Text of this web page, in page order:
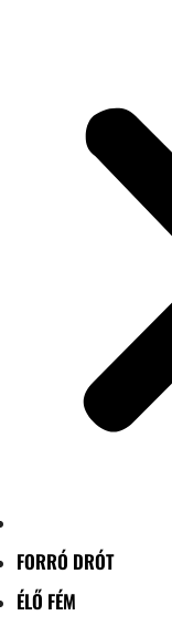
FORRÓ DRÓT
ÉLŐ FÉM